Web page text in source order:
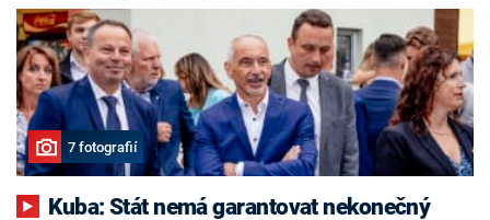
7 fotografií